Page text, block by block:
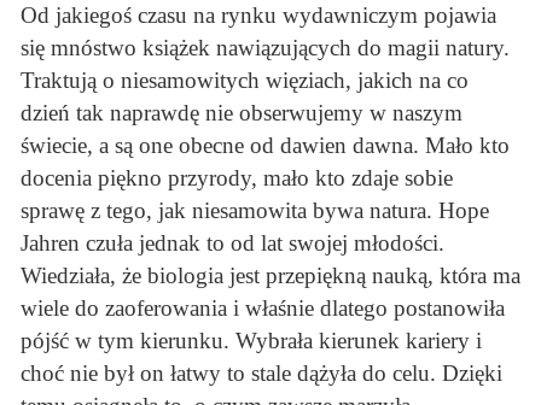
Od jakiegoś czasu na rynku wydawniczym pojawia
się mnóstwo książek nawiązujących do magii natury.
Traktują o niesamowitych więziach, jakich na co
dzień tak naprawdę nie obserwujemy w naszym
świecie, a są one obecne od dawien dawna. Mało kto
docenia piękno przyrody, mało kto zdaje sobie
sprawę z tego, jak niesamowita bywa natura. Hope
Jahren czuła jednak to od lat swojej młodości.
Wiedziała, że biologia jest przepiękną nauką, która ma
wiele do zaoferowania i właśnie dlatego postanowiła
pójść w tym kierunku. Wybrała kierunek kariery i
choć nie był on łatwy to stale dążyła do celu. Dzięki